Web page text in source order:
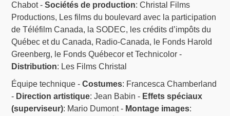
Chabot -Sociétés de production: Christal Films
Productions, Les films du boulevard avec la participation
de Téléfilm Canada, la SODEC, les crédits d’impôts du
Québec et du Canada, Radio-Canada, le Fonds Harold
Greenberg, le Fonds Québecor et Technicolor -
Distribution: Les Films Christal
Équipe technique -Costumes: Francesca Chamberland
- Direction artistique: Jean Babin - Effets spéciaux
(superviseur): Mario Dumont - Montage images: